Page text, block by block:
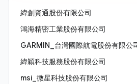
緯創資通股份有限公司
鴻海精密工業股份有限公司
GARMIN_台灣國際航電股份有限公
緯穎科技服務股份有限公司
msi_微星科技股份有限公司